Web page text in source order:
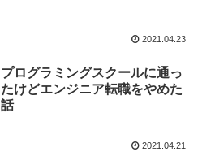
2021.04.23
プログラミングスクールに通っ
たけどエンジニア転職をやめた
話
2021.04.21